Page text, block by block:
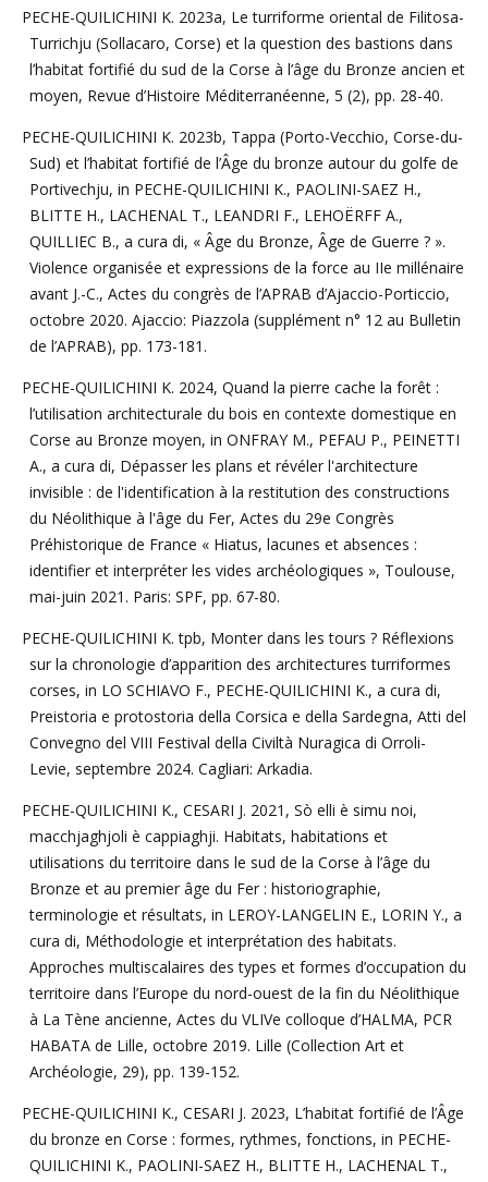
PECHE-QUILICHINI K. 2023a, Le turriforme oriental de Filitosa-
Turrichju (Sollacaro, Corse) et la question des bastions dans
l’habitat fortifié du sud de la Corse à l’âge du Bronze ancien et
moyen, Revue d’Histoire Méditerranéenne, 5 (2), pp. 28-40.
PECHE-QUILICHINI K. 2023b, Tappa (Porto-Vecchio, Corse-du-
Sud) et l’habitat fortifié de l’Âge du bronze autour du golfe de
Portivechju, in PECHE-QUILICHINI K., PAOLINI-SAEZ H.,
BLITTE H., LACHENAL T., LEANDRI F., LEHOËRFF A.,
QUILLIEC B., a cura di, « Âge du Bronze, Âge de Guerre ? ».
Violence organisée et expressions de la force au IIe millénaire
avant J.-C., Actes du congrès de l’APRAB d’Ajaccio-Porticcio,
octobre 2020. Ajaccio: Piazzola (supplément n° 12 au Bulletin
de l’APRAB), pp. 173-181.
PECHE-QUILICHINI K. 2024, Quand la pierre cache la forêt :
l’utilisation architecturale du bois en contexte domestique en
Corse au Bronze moyen, in ONFRAY M., PEFAU P., PEINETTI
A., a cura di, Dépasser les plans et révéler l'architecture
invisible : de l'identification à la restitution des constructions
du Néolithique à l'âge du Fer, Actes du 29e Congrès
Préhistorique de France « Hiatus, lacunes et absences :
identifier et interpréter les vides archéologiques », Toulouse,
mai-juin 2021. Paris: SPF, pp. 67-80.
PECHE-QUILICHINI K. tpb, Monter dans les tours ? Réflexions
sur la chronologie d’apparition des architectures turriformes
corses, in LO SCHIAVO F., PECHE-QUILICHINI K., a cura di,
Preistoria e protostoria della Corsica e della Sardegna, Atti del
Convegno del VIII Festival della Civiltà Nuragica di Orroli-
Levie, septembre 2024. Cagliari: Arkadia.
PECHE-QUILICHINI K., CESARI J. 2021, Sò elli è simu noi,
macchjaghjoli è cappiaghji. Habitats, habitations et
utilisations du territoire dans le sud de la Corse à l’âge du
Bronze et au premier âge du Fer : historiographie,
terminologie et résultats, in LEROY-LANGELIN E., LORIN Y., a
cura di, Méthodologie et interprétation des habitats.
Approches multiscalaires des types et formes d’occupation du
territoire dans l’Europe du nord-ouest de la fin du Néolithique
à La Tène ancienne, Actes du VLIVe colloque d’HALMA, PCR
HABATA de Lille, octobre 2019. Lille (Collection Art et
Archéologie, 29), pp. 139-152.
PECHE-QUILICHINI K., CESARI J. 2023, L’habitat fortifié de l’Âge
du bronze en Corse : formes, rythmes, fonctions, in PECHE-
QUILICHINI K., PAOLINI-SAEZ H., BLITTE H., LACHENAL T.,